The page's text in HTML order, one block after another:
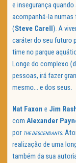
e insegurança quando
acompanhá-la numas
(Steve Carell). A
caráter do seu futuro
time no parque
Longe do complexo
pessoas, irá fazer
mesmo… e dos seus.
Nat Faxon e Jim
com Alexander
por THE DESCENDANTS.
realização de uma
também da sua